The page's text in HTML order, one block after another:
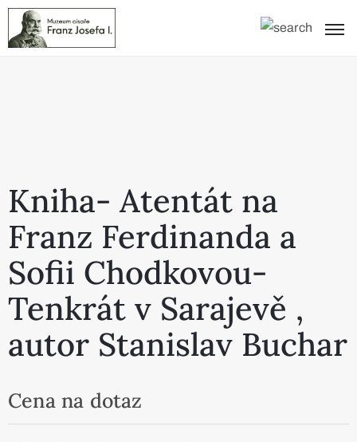
Kniha- Atentát na
Franz Ferdinanda a
Sofii Chodkovou-
Tenkrát v Sarajevě ,
autor Stanislav Buchar
Cena na dotaz